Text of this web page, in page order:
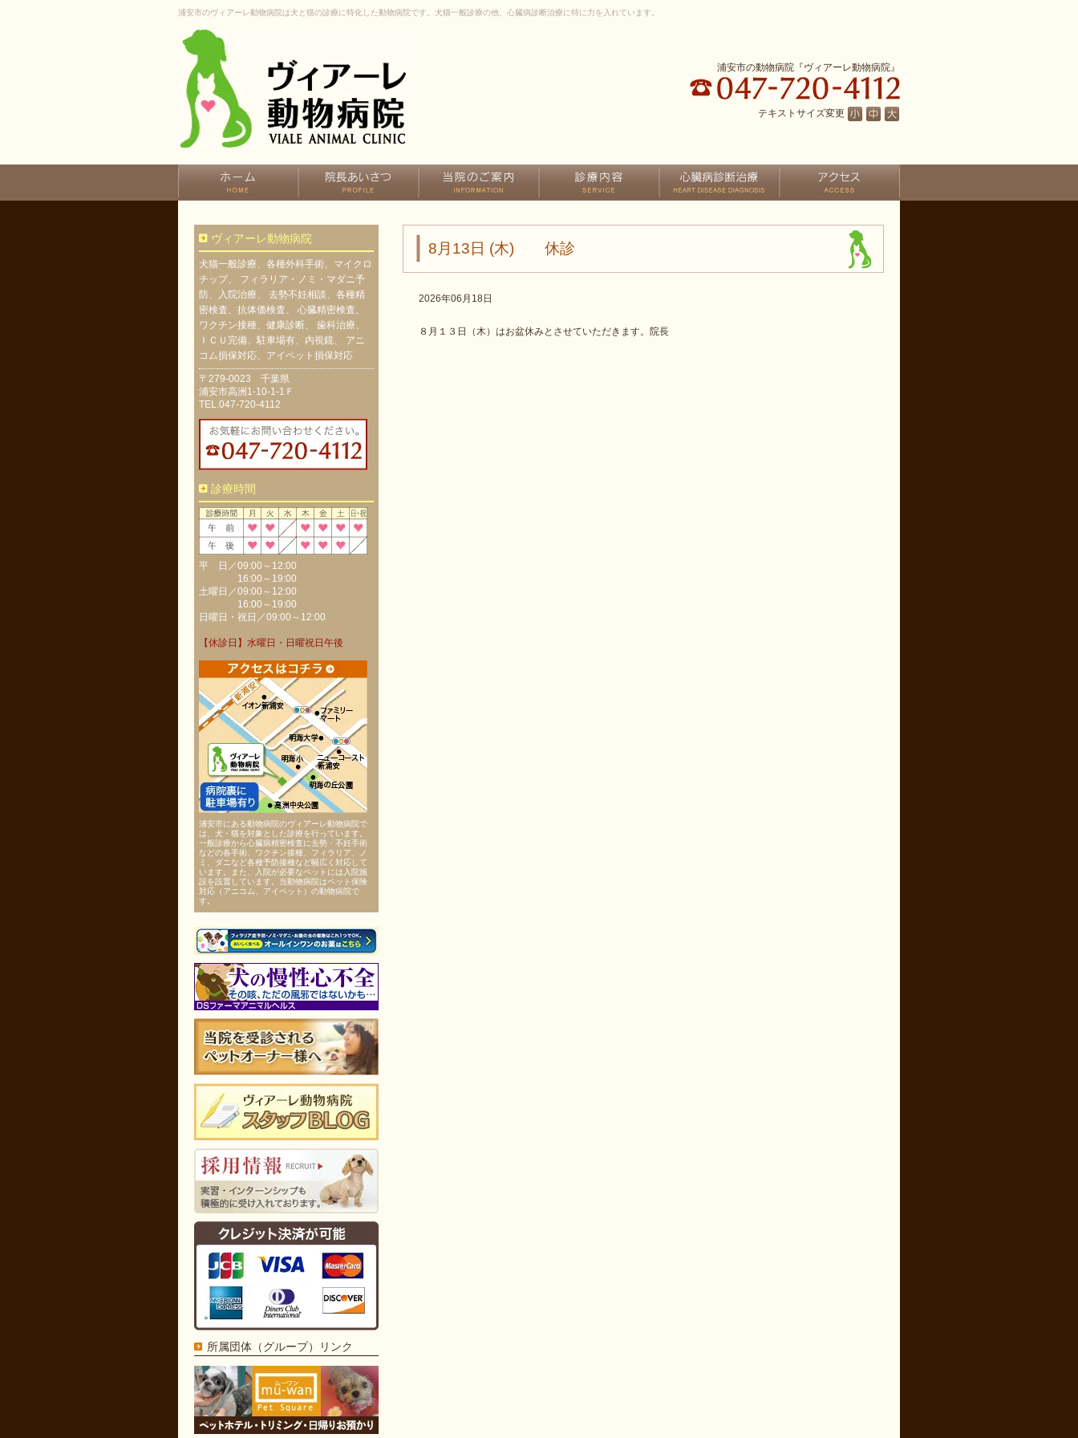
浦安市のヴィアーレ動物病院は犬と猫の診療に特化した動物病院です。犬猫一般診療の他、心臓病診断治療に特に力を入れています。
浦安市の動物病院『ヴィアーレ動物病院』
テキストサイズ変更
8月13日 (木) 休診
2026年06月18日
８月１３日（木）はお盆休みとさせていただきます。院長
ヴィアーレ動物病院
犬猫一般診療、各種外科手術、マイクロ
チップ、 フィラリア・ノミ・マダニ予
防、入院治療、 去勢不妊相談、各種精
密検査、抗体価検査、 心臓精密検査、
ワクチン接種、健康診断、 歯科治療、
ＩＣＵ完備、駐車場有、内視鏡、 アニ
コム損保対応、アイペット損保対応
〒279-0023 千葉県
浦安市高洲1-10-1-1Ｆ
TEL.047-720-4112
診療時間
平 日／09:00～12:00
16:00～19:00
土曜日／09:00～12:00
16:00～19:00
日曜日・祝日／09:00～12:00
【休診日】水曜日・日曜祝日午後
浦安市にある動物病院のヴィアーレ動物病院で
は、犬・猫を対象とした診療を行っています。
一般診療から心臓病精密検査に去勢・不妊手術
などの各手術、ワクチン接種、フィラリア、ノ
ミ、ダニなど各種予防接種など幅広く対応して
います。また、入院が必要なペットには入院施
設を設置しています。当動物病院はペット保険
対応（アニコム、アイペット）の動物病院で
す。
所属団体（グループ）リンク